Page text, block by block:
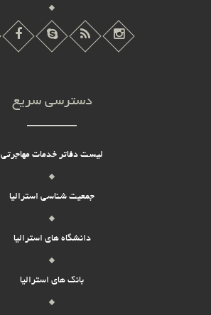
دسترسی سریع
لیست دفاتر خدمات مهاجرتی
جمعیت شناسی استرالیا
دانشگاه های استرالیا
بانک های استرالیا